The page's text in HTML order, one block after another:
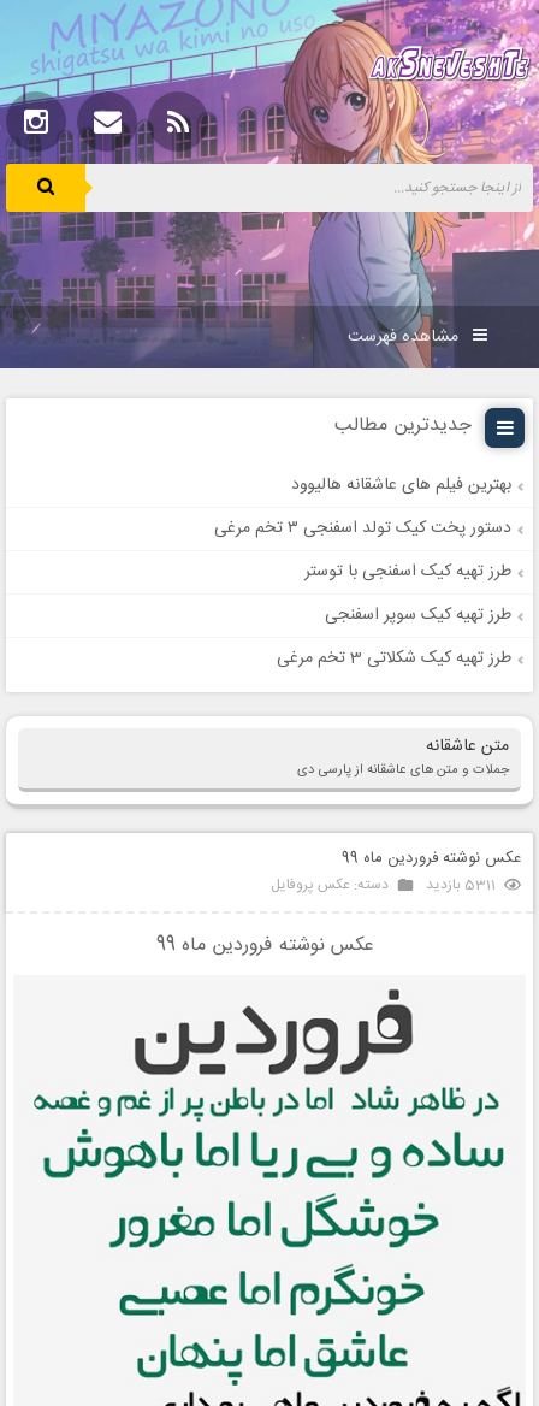
مشاهده فهرست
جدیدترین مطالب
بهترین فیلم های عاشقانه هالیوود
دستور پخت کیک تولد اسفنجی ۳ تخم مرغی
طرز تهیه کیک اسفنجی با توستر
طرز تهیه کیک سوپر اسفنجی
طرز تهیه کیک شکلاتی 3 تخم مرغی
متن عاشقانه
جملات و متن های عاشقانه از پارسی دی
عکس نوشته فروردین ماه 99
5311 بازدید دسته: عکس پروفایل
عکس نوشته فروردین ماه 99